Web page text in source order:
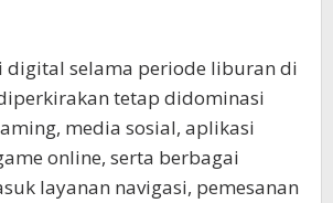
digital selama periode liburan di
tetap didominasi
media sosial, aplikasi
online, serta berbagai
layanan navigasi, pemesanan